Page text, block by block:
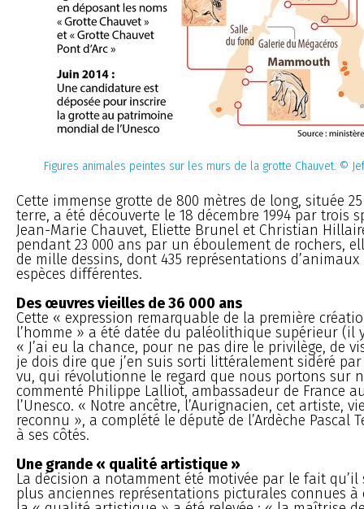
Figures animales peintes sur les murs de la grotte Chauvet. ©
Cette immense grotte de 800 mètres de long, située
terre, a été découverte le 18 décembre 1994 par trois
Jean-Marie Chauvet, Eliette Brunel et Christian
pendant 23 000 ans par un éboulement de rochers,
de mille dessins, dont 435 représentations d’animaux
espèces différentes.
Des œuvres vieilles de 36 000 ans
Cette « expression remarquable de la première
l’homme » a été datée du paléolithique supérieur (il
« J’ai eu la chance, pour ne pas dire le privilège, de
je dois dire que j’en suis sorti littéralement sidéré par
vu, qui révolutionne le regard que nous portons sur
commenté Philippe Lalliot, ambassadeur de France
l’Unesco. « Notre ancêtre, l’Aurignacien, cet artiste,
reconnu », a complété le député de l’Ardèche Pascal
à ses côtés.
Une grande « qualité artistique »
La décision a notamment été motivée par le fait qu’il
plus anciennes représentations picturales connues